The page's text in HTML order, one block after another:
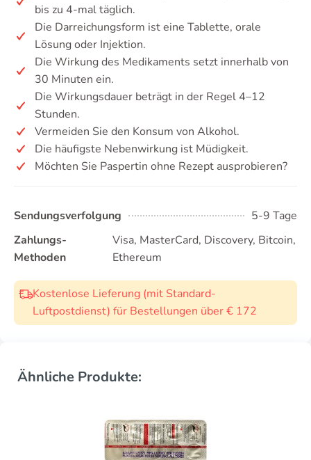
bis zu 4-mal täglich.
Die Darreichungsform ist eine Tablette, orale
Lösung oder Injektion.
Die Wirkung des Medikaments setzt innerhalb von
30 Minuten ein.
Die Wirkungsdauer beträgt in der Regel 4–12
Stunden.
Vermeiden Sie den Konsum von Alkohol.
Die häufigste Nebenwirkung ist Müdigkeit.
Möchten Sie Paspertin ohne Rezept ausprobieren?
Sendungsverfolgung
5-9 Tage
Zahlungs-
Methoden
Visa, MasterCard, Discovery, Bitcoin,
Ethereum
Kostenlose Lieferung (mit Standard-
Luftpostdienst) für Bestellungen über € 172
Ähnliche Produkte: